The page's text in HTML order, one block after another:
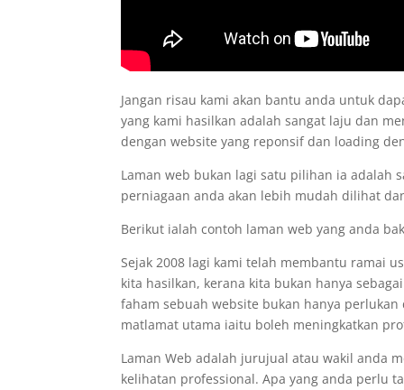
Jangan risau kami akan bantu anda untuk
yang kami hasilkan adalah sangat laju dan
dengan website yang reponsif dan loading
Laman web bukan lagi satu pilihan ia adalah
perniagaan anda akan lebih mudah dilihat
Berikut ialah contoh laman web yang anda
Sejak 2008 lagi kami telah membantu ramai
kita hasilkan, kerana kita bukan hanya
faham sebuah website bukan hanya
matlamat utama iaitu boleh meningkatkan
Laman Web adalah jurujual atau wakil anda
kelihatan professional. Apa yang anda perlu